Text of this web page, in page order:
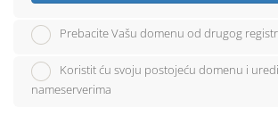
Prebacite Vašu domenu od drugog
Koristit ću svoju postojeću domenu i
nameserverima